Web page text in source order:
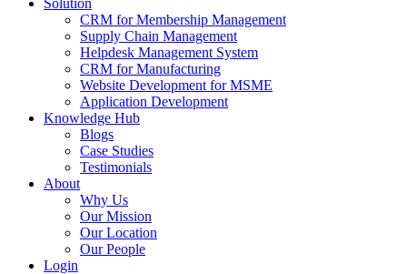
Solution
CRM for Membership Management
Supply Chain Management
Helpdesk Management System
CRM for Manufacturing
Website Development for MSME
Application Development
Knowledge Hub
Blogs
Case Studies
Testimonials
About
Why Us
Our Mission
Our Location
Our People
Login